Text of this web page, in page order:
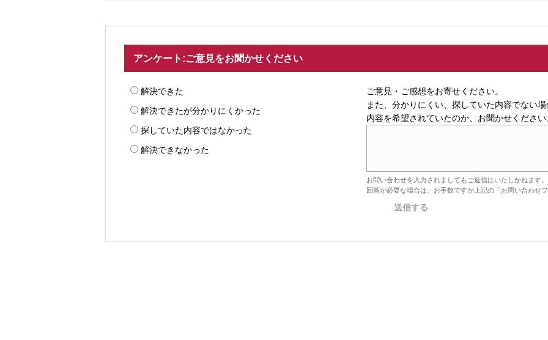
アンケート:ご意見をお聞かせください
解決できた
解決できたが分かりにくかった
探していた内容ではなかった
解決できなかった
ご意見・ご感想をお寄せください。
また、分かりにくい、探していた内容でない
内容を希望されていたのか、お聞かせください
お問い合わせを入力されましてもご返信はいたしかねます。
回答が必要な場合は、お手数ですが上記の「お問い合わせ